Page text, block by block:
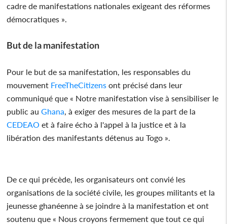
cadre de manifestations nationales exigeant des réformes
démocratiques ».
But de la manifestation
Pour le but de sa manifestation, les responsables du
mouvement FreeTheCitizens ont précisé dans leur
communiqué que « Notre manifestation vise à sensibiliser le
public auGhana , à exiger des mesures de la part de la
CEDEAO et à faire écho à l'appel à la justice et à la
libération des manifestants détenus au Togo ».
De ce qui précède, les organisateurs ont convié les
organisations de la société civile, les groupes militants et la
jeunesse ghanéenne à se joindre à la manifestation et ont
soutenu que « Nous croyons fermement que tout ce qui